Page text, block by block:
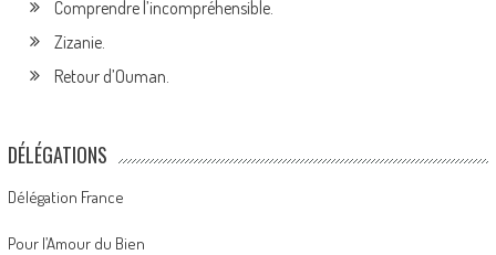
Comprendre l’incompréhensible.
Zizanie.
Retour d’Ouman.
DÉLÉGATIONS
Délégation France
Pour l’Amour du Bien